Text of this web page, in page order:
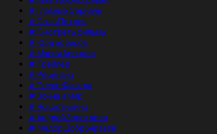
#Главные Сериалы
#Саша Петров
#Смотреть фильмы
#Юра Борисов
#Мария Аронова
# Трейлер
#Рецензия
#После Фишера
#Война и Мир
#Новости кино
#Андрей Золотарев
#Федор Добронравов